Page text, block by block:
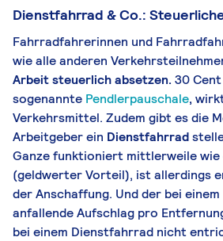
Dienstfahrrad & Co.:
Fahrradfahrerinnen und
wie alle anderen
Arbeit steuerlich absetzen. 30
sogenannte Pendlerpauschale,
Verkehrsmittel. Zudem gibt es die
Arbeitgeber ein Dienstfahrrad
Ganze funktioniert mittlerweile wie
(geldwerter Vorteil), ist allerdings
der Anschaffung. Und der bei
anfallende Aufschlag pro
bei einem Dienstfahrrad nicht